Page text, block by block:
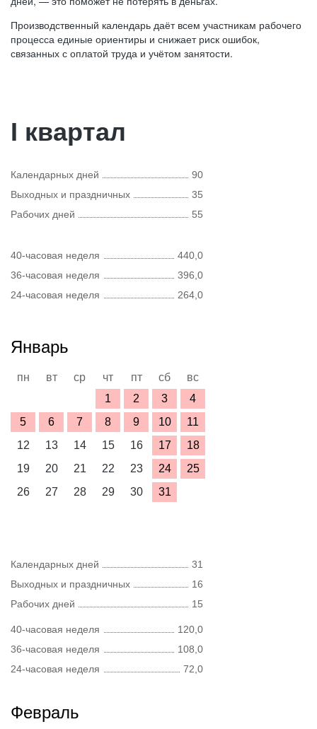
Производственный календарь даёт всем участникам рабочего
процесса единые ориентиры и снижает риск ошибок,
связанных с оплатой труда и учётом занятости.
I квартал
Календарных дней
90
Выходных и праздничных
35
Рабочих дней
55
40-часовая неделя
440,0
36-часовая неделя
396,0
24-часовая неделя
264,0
Январь
пн вт ср чт пт сб
вс
1
2 3
4
5
6 7 8 9 10
11
12
13 14 15 16 17
18
19
20 21 22 23 24
25
26
27 28 29 30 31
Календарных дней
31
Выходных и праздничных
16
Рабочих дней
15
40-часовая неделя
120,0
36-часовая неделя
108,0
24-часовая неделя
72,0
Февраль